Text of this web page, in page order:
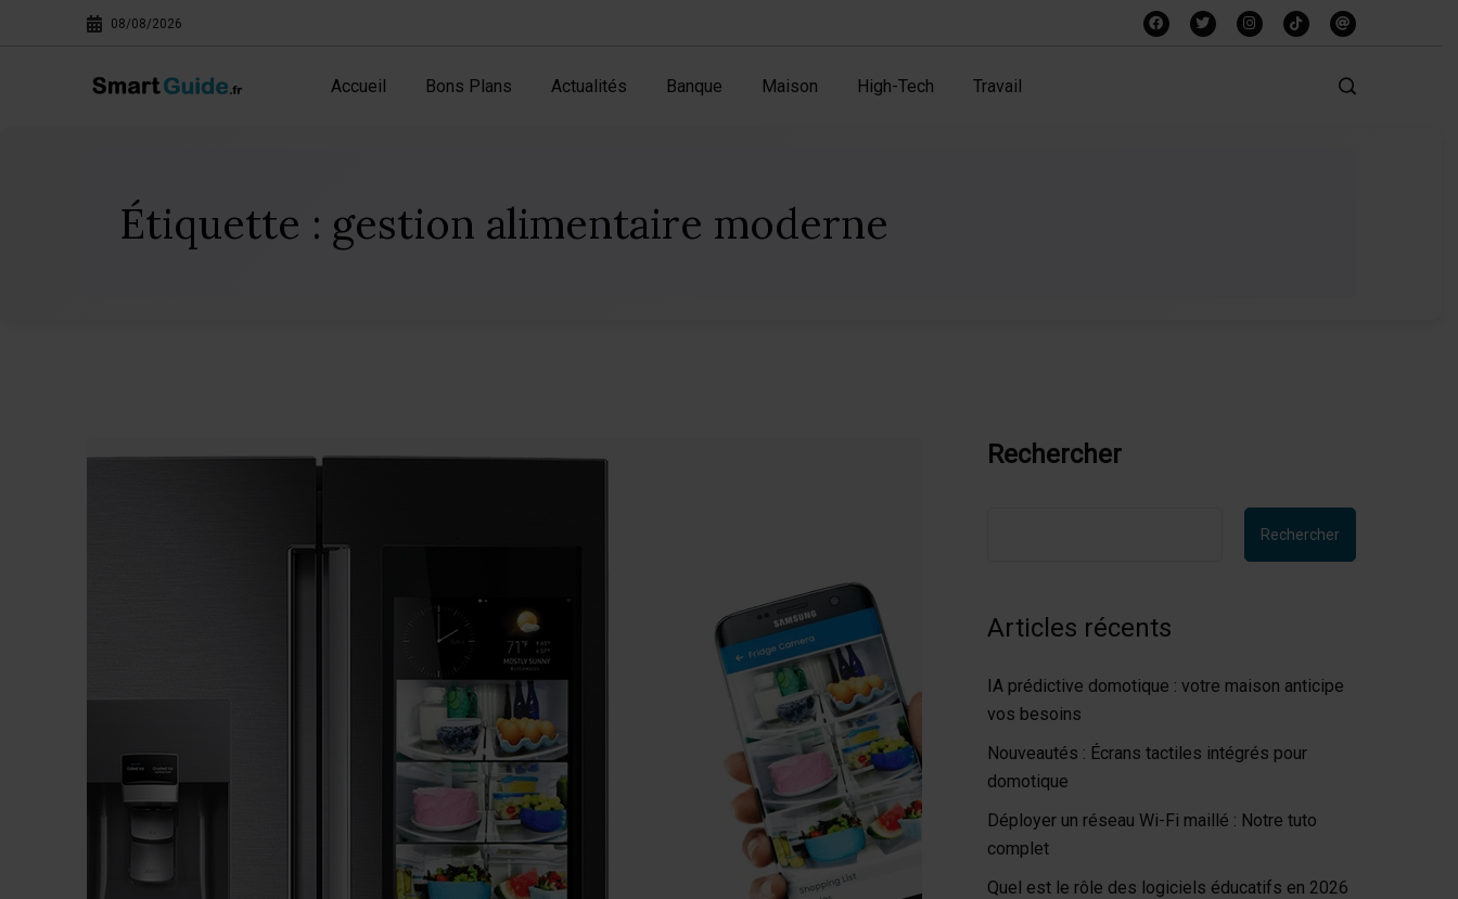
08/08/2026
Accueil Bons Plans Actualités Banque Maison High-Tech Travail
Étiquette : gestion alimentaire moderne
Rechercher
Rechercher
Articles récents
IA prédictive domotique : votre maison anticipe
vos besoins
Nouveautés : Écrans tactiles intégrés pour
domotique
Déployer un réseau Wi-Fi maillé : Notre tuto
complet
Quel est le rôle des logiciels éducatifs en 2026